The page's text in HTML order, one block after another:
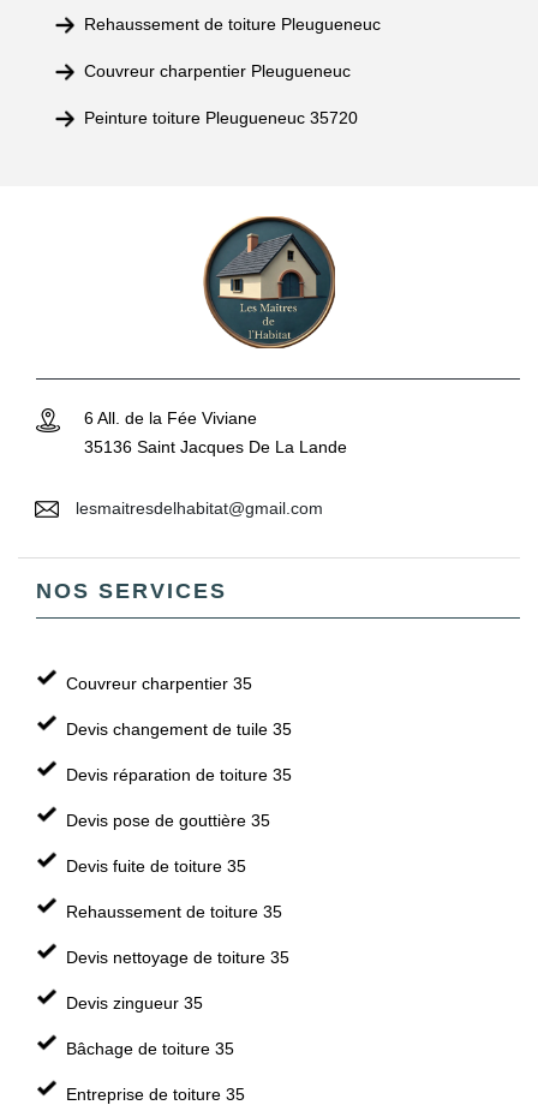
Rehaussement de toiture Pleugueneuc
Couvreur charpentier Pleugueneuc
Peinture toiture Pleugueneuc 35720
6 All. de la Fée Viviane
35136 Saint Jacques De La Lande
lesmaitresdelhabitat@gmail.com
NOS SERVICES
Couvreur charpentier 35
Devis changement de tuile 35
Devis réparation de toiture 35
Devis pose de gouttière 35
Devis fuite de toiture 35
Rehaussement de toiture 35
Devis nettoyage de toiture 35
Devis zingueur 35
Bâchage de toiture 35
Entreprise de toiture 35